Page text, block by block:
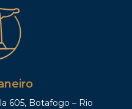
605, Botafogo – Rio